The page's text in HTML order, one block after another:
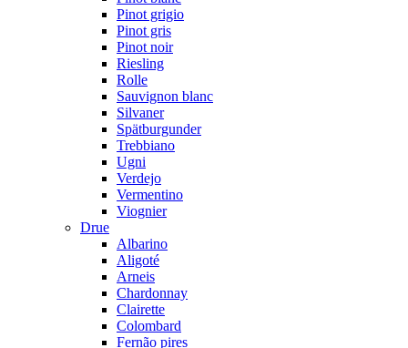
Pinot grigio
Pinot gris
Pinot noir
Riesling
Rolle
Sauvignon blanc
Silvaner
Spätburgunder
Trebbiano
Ugni
Verdejo
Vermentino
Viognier
Drue
Albarino
Aligoté
Arneis
Chardonnay
Clairette
Colombard
Fernão pires